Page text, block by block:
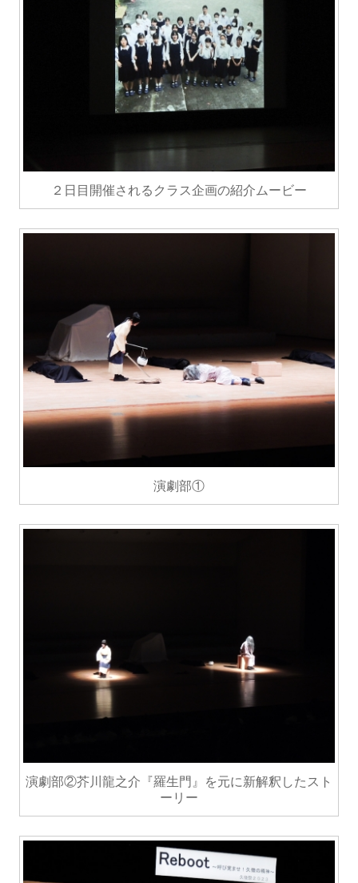
２日目開催されるクラス企画の紹介ムービー
演劇部①
演劇部②芥川龍之介『羅生門』を元に新解釈したスト
ーリー